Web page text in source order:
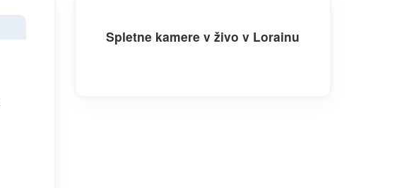
Spletne kamere v živo v Lorainu